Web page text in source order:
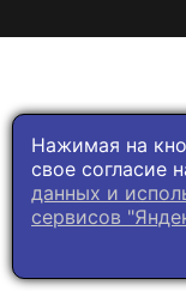
Нажимая на
свое согласие
данных и
сервисов